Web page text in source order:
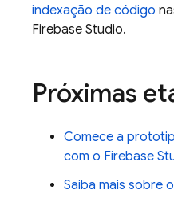
indexação de código
Firebase Studio.
Próximas
Comece a
com o Firebase
Saiba mais sobre